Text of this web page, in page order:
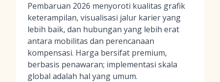
Pembaruan 2026 menyoroti kualitas grafik
keterampilan, visualisasi jalur karier yang
lebih baik, dan hubungan yang lebih erat
antara mobilitas dan perencanaan
kompensasi. Harga bersifat premium,
berbasis penawaran; implementasi skala
global adalah hal yang umum.